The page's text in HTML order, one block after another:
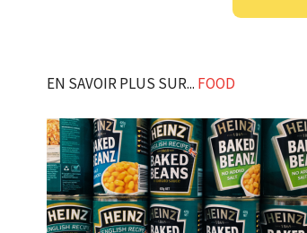
EN SAVOIR PLUS SUR... FOOD